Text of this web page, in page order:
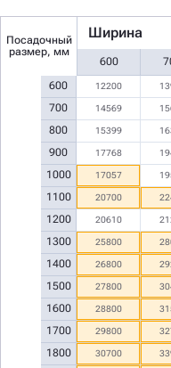
Посадочный
размер, мм
Ширина
600
600
700
800
900
1000
1100
1200
1300
1400
1500
1600
1700
1800
12200
14569
15399
17768
17057
20700
20610
25800
26800
27800
28800
29800
30700